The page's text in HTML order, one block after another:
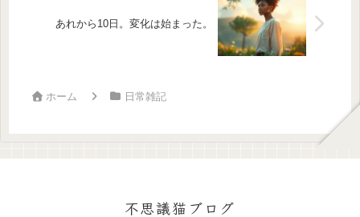
あれから10日。変化は始まった。
ホーム 日常雑記
不思議猫ブログ